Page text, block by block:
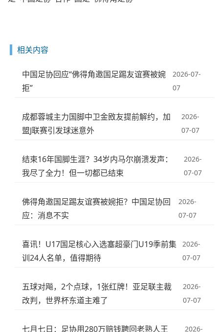
相关内容
中国足协回应“佛得角邀国足踢友谊赛被婉
拒”
2026-07-
07
成都蓉城主力国脚中卫金敃友提前解约，加
盟J联赛引发球迷意外
2026-
07-07
结束16年国脚生涯？34岁内马尔崩溃发声：
我尽了全力！但一切都已结束
2026-
07-07
佛得角邀国足踢友谊赛被婉拒？中国足协回
应：消息不实
2026-
07-07
喜讯！U17国足核心入选塞超豪门U19季前集
训24人名单，值得期待
2026-
07-07
五球对飚，2个点球，1张红牌！亚足联主裁
改判，世界杯东道主难了
2026-
07-07
七月七日：足协用280万赔钱聘回老熟人王
2026-